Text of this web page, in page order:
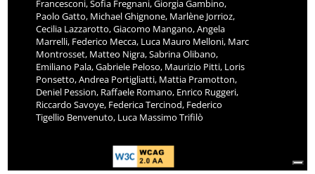
Francesconi, Sofia Fregnani, Giorgia Gambino,
Paolo Gatto, Michael Ghignone, Marlène Jorrioz,
Cecilia Lazzarotto, Giacomo Mangano, Angela
Marrelli, Federico Mecca, Luca Mauro Melloni, Marc
Montrosset, Matteo Nigra, Sabrina Olibano,
Emiliano Pala, Gabriele Peloso, Maurizio Pitti, Loris
Ponsetto, Andrea Portigliatti, Mattia Pramotton,
Deniel Pession, Raffaele Romano, Enrico Ruggeri,
Riccardo Savoye, Federica Tercinod, Federico
Tigellio Benvenuto, Luca Massimo Trifilò